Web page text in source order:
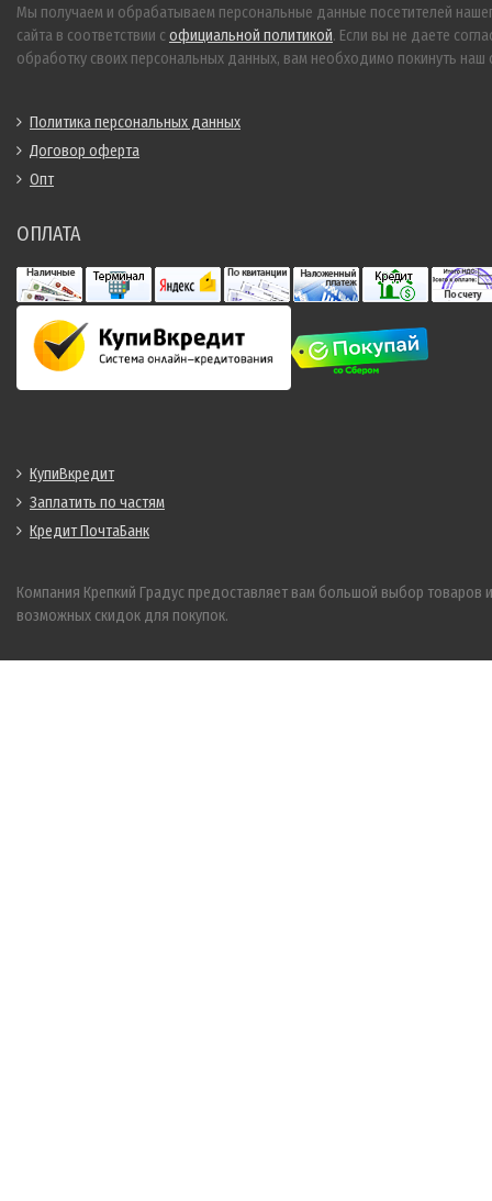
Мы получаем и обрабатываем персональные данные посетителей
сайта в соответствии с официальной политикой. Если вы не даете
обработку своих персональных данных, вам необходимо покинуть наш
Политика персональных данных
Договор оферта
Опт
ОПЛАТА
КупиВкредит
Заплатить по частям
Кредит ПочтаБанк
Компания Крепкий Градус предоставляет вам большой выбор товаров и
возможных скидок для покупок.